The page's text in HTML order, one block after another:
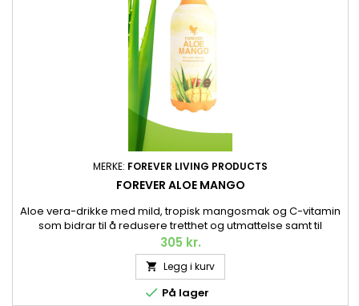
MERKE: FOREVER LIVING PRODUCTS
FOREVER ALOE MANGO
Aloe vera-drikke med mild, tropisk mangosmak og C-vitamin
som bidrar til å redusere tretthet og utmattelse samt til
immunsystemets normale funksjonVår populære Aloe vera-
juicedrikk med deilig smak av tropisk mango. Akkurat som
originalen består Forever Aloe Mango av den fineste indre
gelen fra håndhøstet Aloe vera av høyeste kvalitet. Og
akkurat som våre...
305 kr.
 Legg i kurv
 På lager